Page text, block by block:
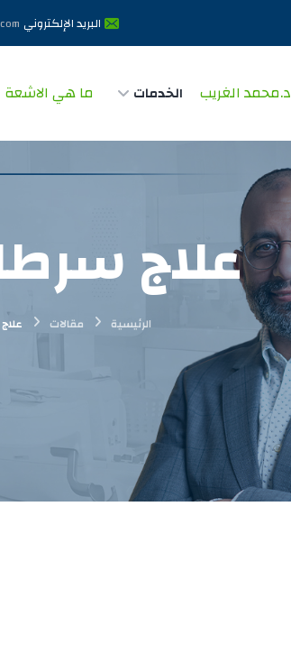
البريد الإلكتروني
د.محمد الغريب الخدمات ما هي الاشعة
علاج
الرئيسية مقالات